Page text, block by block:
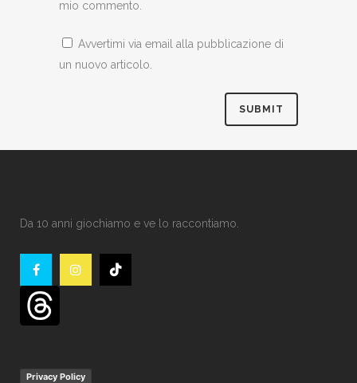
mio commento.
Avvertimi via email alla pubblicazione di
un nuovo articolo.
Da 10 anni giochiamo e ve lo raccontiamo.
Privacy Policy